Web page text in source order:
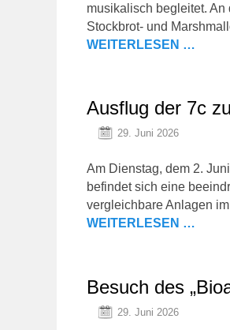
musikalisch begleitet.
Stockbrot- und
WEITERLESEN …
Ausflug der 7c
29. Juni 2026
Am Dienstag, dem 2.
befindet sich eine
vergleichbare Anlagen
WEITERLESEN …
Besuch des
29. Juni 2026